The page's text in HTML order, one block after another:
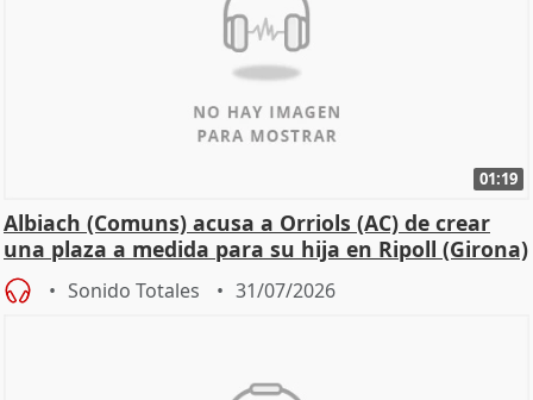
01:19
Albiach (Comuns) acusa a Orriols (AC) de crear
una plaza a medida para su hija en Ripoll (Girona)
Sonido Totales 31/07/2026